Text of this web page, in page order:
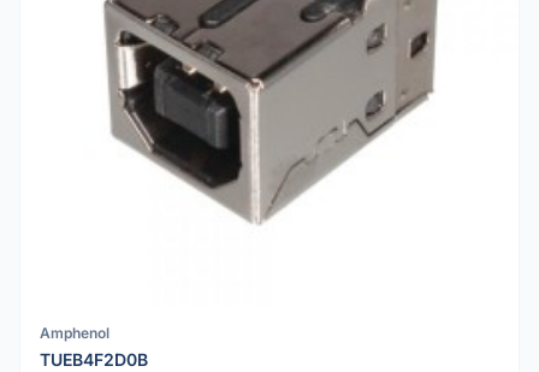
Amphenol
TUEB4F2D0B